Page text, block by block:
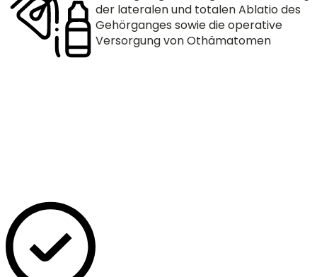
der lateralen und totalen Ablatio des
Gehörganges sowie die operative
Versorgung von Othämatomen